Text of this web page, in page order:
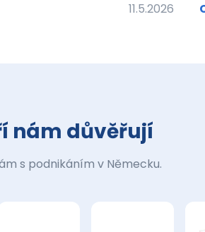
11.5.2026
nám důvěřují
s podnikáním v Německu.